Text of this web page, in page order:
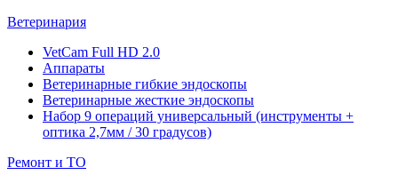
Ветеринария
VetCam Full HD 2.0
Аппараты
Ветеринарные гибкие эндоскопы
Ветеринарные жесткие эндоскопы
Набор 9 операций универсальный (инструменты +
оптика 2,7мм / 30 градусов)
Ремонт и ТО